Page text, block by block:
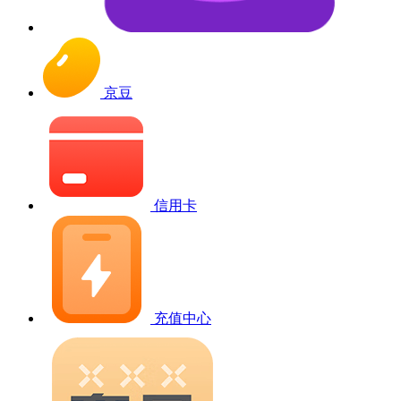
京豆
信用卡
充值中心